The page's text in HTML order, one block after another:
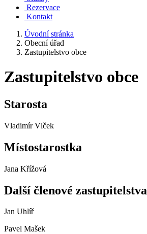
Rezervace
Kontakt
Úvodní stránka
Obecní úřad
Zastupitelstvo obce
Zastupitelstvo obce
Starosta
Vladimír Vlček
Místostarostka
Jana Křížová
Další členové zastupitelstva
Jan Uhlíř
Pavel Mašek